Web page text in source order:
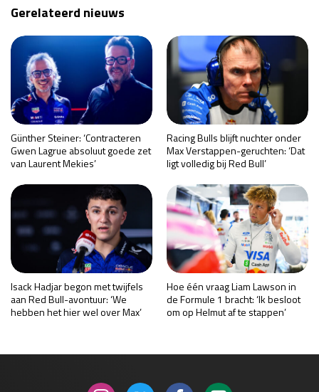
Gerelateerd nieuws
Günther Steiner: ‘Contracteren
Gwen Lagrue absoluut goede zet
van Laurent Mekies’
Racing Bulls blijft nuchter onder
Max Verstappen-geruchten: ‘Dat
ligt volledig bij Red Bull’
Isack Hadjar begon met twijfels
aan Red Bull-avontuur: ‘We
hebben het hier wel over Max’
Hoe één vraag Liam Lawson in
de Formule 1 bracht: ‘Ik besloot
om op Helmut af te stappen’